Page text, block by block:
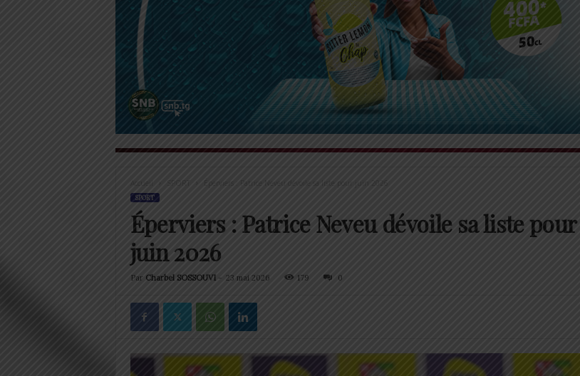
Accueil SPORT Éperviers : Patrice Neveu dévoile sa liste pour juin 2026
SPORT
Éperviers : Patrice Neveu dévoile sa liste pour
juin 2026
Par Charbel SOSSOUVI- 23 mai 2026 179 0